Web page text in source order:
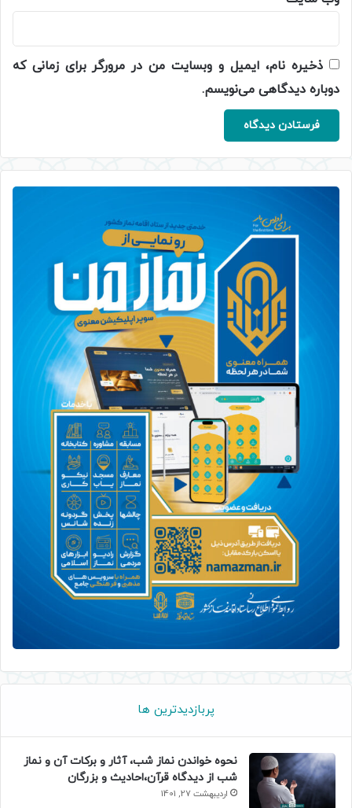
ذخیره نام، ایمیل و وبسایت من در مرورگر برای زمانی که
دوباره دیدگاهی می‌نویسم.
پربازدیدترین ها
نحوه خواندن نماز شب، آثار و برکات آن و نماز
شب از دیدگاه قرآن،احادیث و بزرگان
اردیبهشت 27, 1401